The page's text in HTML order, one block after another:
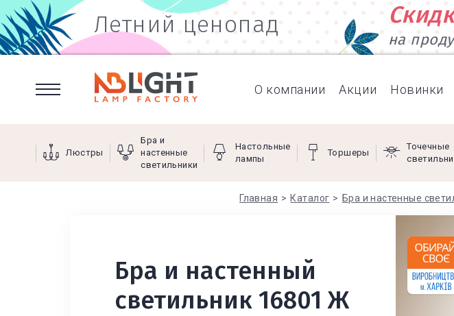
Летний ценопад
на
О компании Акции Новинки
Люстры
Бра и
настенные
светильники
Настольные
лампы
Торшеры
Точечные
Главная Каталог Бра и настенные
Бра и настенный
светильник 16801 Ж